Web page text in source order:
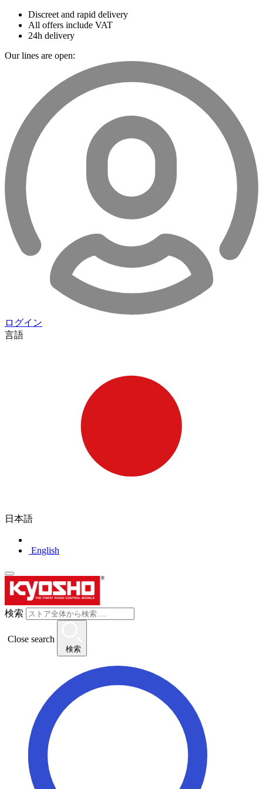
Discreet and rapid delivery
All offers include VAT
24h delivery
Our lines are open:
ログイン
言語
日本語
English
検索
Close search
検索